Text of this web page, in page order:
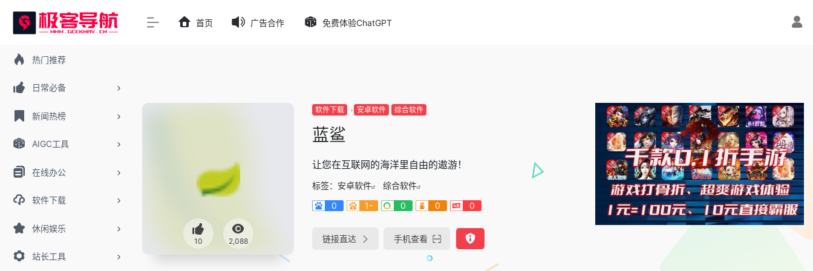
热门推荐
日常必备
新闻热榜
AIGC工具
在线办公
软件下载
休闲娱乐
站长工具
首页 广告合作 免费体验ChatGPT
10 2,088
软件下载 安卓软件 综合软件
蓝鲨
让您在互联网的海洋里自由的遨游！
标签： 安卓软件
综合软件
0
1- 0 0 0
链接直达 手机查看